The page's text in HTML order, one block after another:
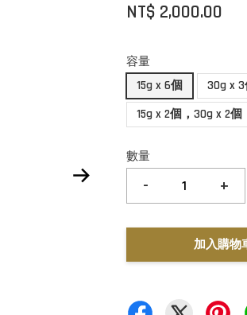
NT$ 2,000.00
容量
15g x 6個
30g x
15g x 2個，30g x 2個
數量
- +
加入購物